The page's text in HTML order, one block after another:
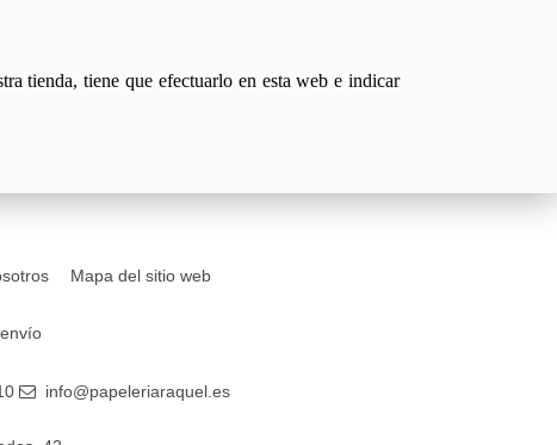
tienda, tiene que efectuarlo en esta web e indicar
Mapa del sitio web
info@papeleriaraquel.es